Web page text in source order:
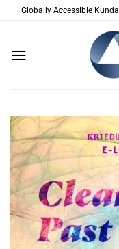
SaltaGlobally Accessible